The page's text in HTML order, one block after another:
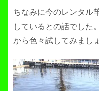
ちなみに今のレンタル
しているとの話でした
から色々試してみまし